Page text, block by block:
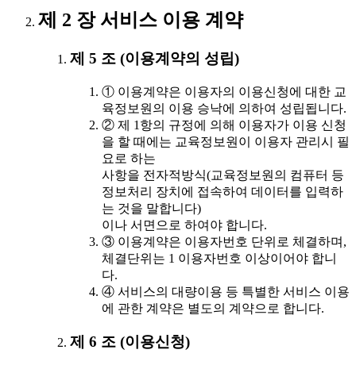
제 2 장 서비스 이용 계약
제 5 조 (이용계약의 성립)
① 이용계약은 이용자의 이용신청에 대한 교
육정보원의 이용 승낙에 의하여 성립됩니다.
② 제 1항의 규정에 의해 이용자가 이용 신청
을 할 때에는 교육정보원이 이용자 관리시 필
요로 하는
사항을 전자적방식(교육정보원의 컴퓨터 등
정보처리 장치에 접속하여 데이터를 입력하
는 것을 말합니다)
이나 서면으로 하여야 합니다.
③ 이용계약은 이용자번호 단위로 체결하며,
체결단위는 1 이용자번호 이상이어야 합니
다.
④ 서비스의 대량이용 등 특별한 서비스 이용
에 관한 계약은 별도의 계약으로 합니다.
제 6 조 (이용신청)